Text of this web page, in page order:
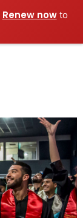
Renew nowto